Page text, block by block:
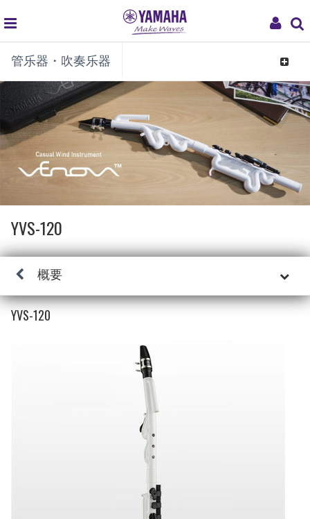
My
global
navigation
管乐器・吹奏乐器
Toggle
YVS-120
概要
YVS-120